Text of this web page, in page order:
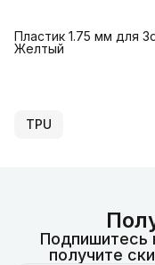
Пластик 1.75 мм для
Желтый
TPU
Подпишитесь
получите